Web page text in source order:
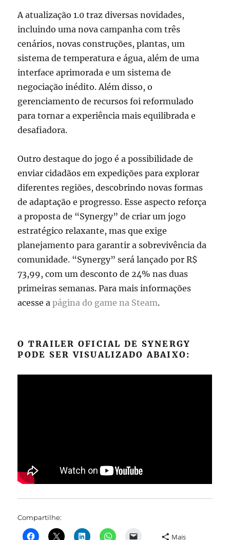
A atualização 1.0 traz diversas novidades,
incluindo uma nova campanha com três
cenários, novas construções, plantas, um
sistema de temperatura e água, além de uma
interface aprimorada e um sistema de
negociação inédito. Além disso, o
gerenciamento de recursos foi reformulado
para tornar a experiência mais equilibrada e
desafiadora.
Outro destaque do jogo é a possibilidade de
enviar cidadãos em expedições para explorar
diferentes regiões, descobrindo novas formas
de adaptação e progresso. Esse aspecto reforça
a proposta de “Synergy” de criar um jogo
estratégico relaxante, mas que exige
planejamento para garantir a sobrevivência da
comunidade. “Synergy” será lançado por R$
73,99, com um desconto de 24% nas duas
primeiras semanas. Para mais informações
acesse apágina do game na Steam.
O TRAILER OFICIAL DE SYNERGY
PODE SER VISUALIZADO ABAIXO:
Compartilhe:
Mais